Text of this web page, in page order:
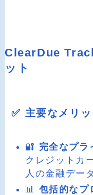
ClearDue
ット
✅ 主要なメリッ
🔐 完全なプラ
クレジットカ
人の金融デー
📊 包括的なプ